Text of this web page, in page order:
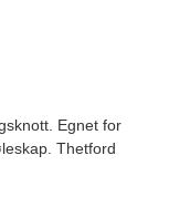
Egnet for
Thetford